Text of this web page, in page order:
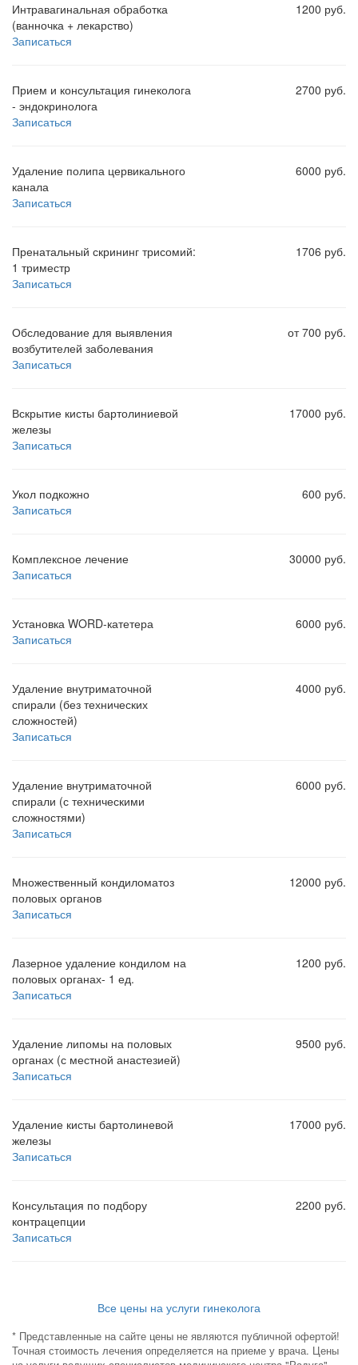
Интравагинальная обработка
(ванночка + лекарство)
1200 руб.
Записаться
Прием и консультация гинеколога
- эндокринолога
2700 руб.
Записаться
Удаление полипа цервикального
канала
6000 руб.
Записаться
Пренатальный скрининг трисомий:
1 триместр
1706 руб.
Записаться
Обследование для выявления
возбутителей заболевания
от 700 руб.
Записаться
Вскрытие кисты бартолиниевой
железы
17000 руб.
Записаться
Укол подкожно
600 руб.
Записаться
Комплексное лечение
30000 руб.
Записаться
Установка WORD-катетера
6000 руб.
Записаться
Удаление внутриматочной
спирали (без технических
сложностей)
4000 руб.
Записаться
Удаление внутриматочной
спирали (с техническими
сложностями)
6000 руб.
Записаться
Множественный кондиломатоз
половых органов
12000 руб.
Записаться
Лазерное удаление кондилом на
половых органах- 1 ед.
1200 руб.
Записаться
Удаление липомы на половых
органах (с местной анастезией)
9500 руб.
Записаться
Удаление кисты бартолиневой
железы
17000 руб.
Записаться
Консультация по подбору
контрацепции
2200 руб.
Записаться
Все цены на услуги гинеколога
* Представленные на сайте цены не являются публичной офертой!
Точная стоимость лечения определяется на приеме у врача. Цены